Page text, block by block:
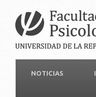
NOTICIAS